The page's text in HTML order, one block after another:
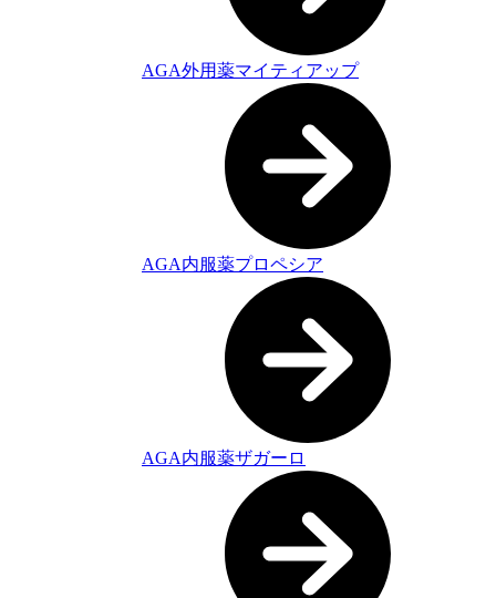
AGA外用薬マイティアップ
AGA内服薬プロペシア
AGA内服薬ザガーロ